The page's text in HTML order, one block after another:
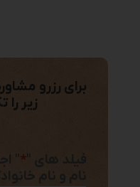
برای رزرو
زیر را
*
"
نام و نام